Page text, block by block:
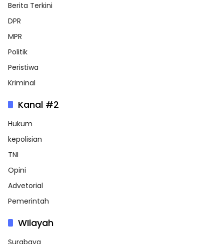
Berita Terkini
DPR
MPR
Politik
Peristiwa
Kriminal
Kanal #2
Hukum
kepolisian
TNI
Opini
Advetorial
Pemerintah
WIlayah